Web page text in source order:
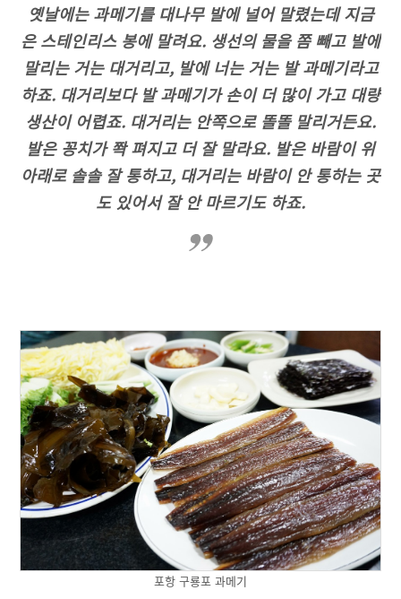
옛날에는 과메기를 대나무 발에 널어 말렸는데 지금
은 스테인리스 봉에 말려요. 생선의 물을 쫌 빼고 발에
말리는 거는 대거리고, 발에 너는 거는 발 과메기라고
하죠. 대거리보다 발 과메기가 손이 더 많이 가고 대량
생산이 어렵죠. 대거리는 안쪽으로 똘똘 말리거든요.
발은 꽁치가 쫙 펴지고 더 잘 말라요. 발은 바람이 위
아래로 솔솔 잘 통하고, 대거리는 바람이 안 통하는 곳
도 있어서 잘 안 마르기도 하죠.
포항 구룡포 과메기